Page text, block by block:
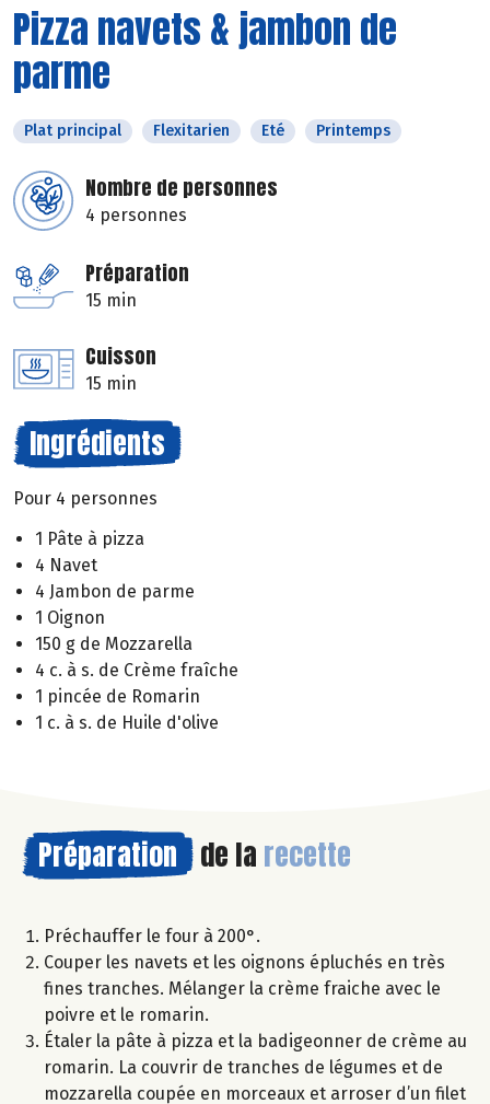
Pizza navets & jambon de
parme
Plat principal Flexitarien Eté Printemps
Nombre de personnes
4 personnes
Préparation
15 min
Cuisson
15 min
Ingrédients
Pour 4 personnes
1 Pâte à pizza
4 Navet
4 Jambon de parme
1 Oignon
150 g de Mozzarella
4 c. à s. de Crème fraîche
1 pincée de Romarin
1 c. à s. de Huile d'olive
Préparation de la recette
Préchauffer le four à 200°.
Couper les navets et les oignons épluchés en très
fines tranches. Mélanger la crème fraiche avec le
poivre et le romarin.
Étaler la pâte à pizza et la badigeonner de crème au
romarin. La couvrir de tranches de légumes et de
mozzarella coupée en morceaux et arroser d’un filet